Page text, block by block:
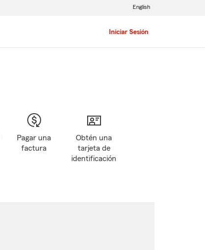
Iniciar Sesión
English
Pagar una
factura
Obtén una
tarjeta de
identificación